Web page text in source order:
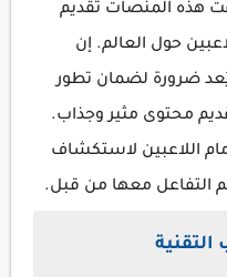
هذه المنصات تقديم
حول العالم. إن
يُعد ضرورة لضمان تطور
محتوى مثير وجذاب.
اللاعبين لاستكشاف
التفاعل معها من قبل.
التقنية